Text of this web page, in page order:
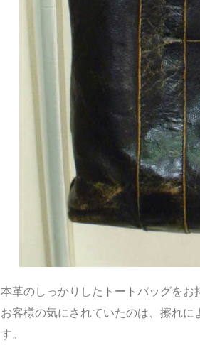
本革のしっかりしたトートバッグをお
お客様の気にされていたのは、擦れ
す。